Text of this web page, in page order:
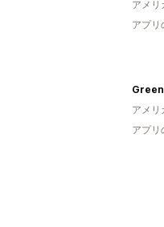
アメリ
アプリ
アメリ
アプリ